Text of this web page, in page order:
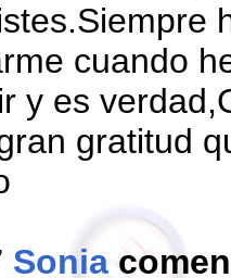
cuando
y es
gratitud
Sonia